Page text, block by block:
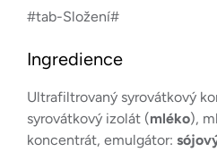
#tab-Složení#
Ingredience
Ultrafiltrovaný syrovátkový
syrovátkový izolát (mléko),
koncentrát, emulgátor: